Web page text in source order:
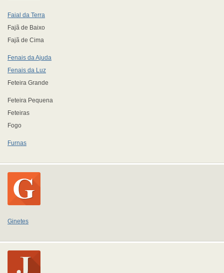
Faial da Terra
Fajã de Baixo
Fajã de Cima
Fenais da Ajuda
Fenais da Luz
Feteira Grande
Feteira Pequena
Feteiras
Fogo
Furnas
Ginetes